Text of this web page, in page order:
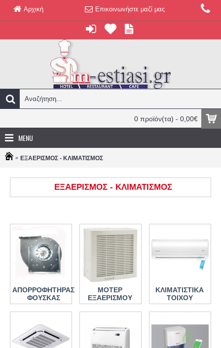
Αρχική Επικοινωνήστε μαζί μας
0 προϊόν(τα) - 0,00€
MENU
ΕΞΑΕΡΙΣΜΟΣ - ΚΛΙΜΑΤΙΣΜΟΣ
ΕΞΑΕΡΙΣΜΟΣ - ΚΛΙΜΑΤΙΣΜΟΣ
ΑΠΟΡΡΟΦΗΤΗΡΑΣ
ΦΟΥΣΚΑΣ
ΜΟΤΕΡ
ΕΞΑΕΡΙΣΜΟΥ
ΚΛΙΜΑΤΙΣΤΙΚΑ
ΤΟΙΧΟΥ